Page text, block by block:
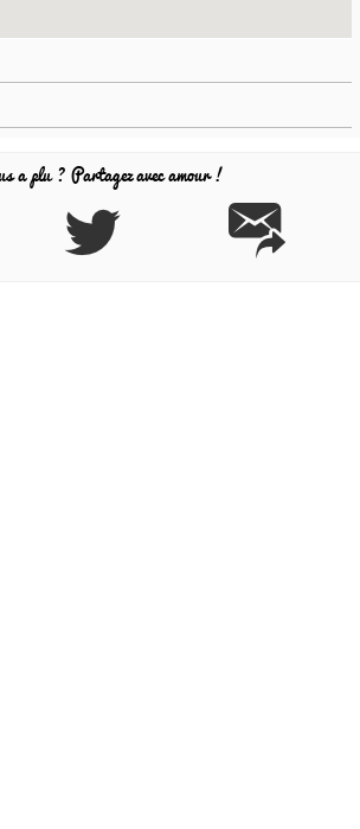
a plu ? Partagez avec amour !